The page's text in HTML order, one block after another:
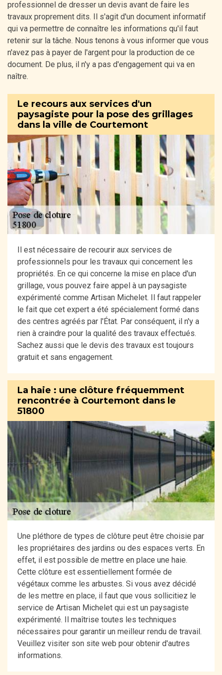
professionnel de dresser un devis avant de faire les
travaux proprement dits. Il s'agit d'un document informatif
qui va permettre de connaître les informations qu'il faut
retenir sur la tâche. Nous tenons à vous informer que vous
n'avez pas à payer de l'argent pour la production de ce
document. De plus, il n'y a pas d'engagement qui va en
naître.
Le recours aux services d'un
paysagiste pour la pose des grillages
dans la ville de Courtemont
Il est nécessaire de recourir aux services de
professionnels pour les travaux qui concernent les
propriétés. En ce qui concerne la mise en place d'un
grillage, vous pouvez faire appel à un paysagiste
expérimenté comme Artisan Michelet. Il faut rappeler
le fait que cet expert a été spécialement formé dans
des centres agréés par l'État. Par conséquent, il n'y a
rien à craindre pour la qualité des travaux effectués.
Sachez aussi que le devis des travaux est toujours
gratuit et sans engagement.
La haie : une clôture fréquemment
rencontrée à Courtemont dans le
51800
Une pléthore de types de clôture peut être choisie par
les propriétaires des jardins ou des espaces verts. En
effet, il est possible de mettre en place une haie.
Cette clôture est essentiellement formée de
végétaux comme les arbustes. Si vous avez décidé
de les mettre en place, il faut que vous sollicitiez le
service de Artisan Michelet qui est un paysagiste
expérimenté. Il maîtrise toutes les techniques
nécessaires pour garantir un meilleur rendu de travail.
Veuillez visiter son site web pour obtenir d'autres
informations.